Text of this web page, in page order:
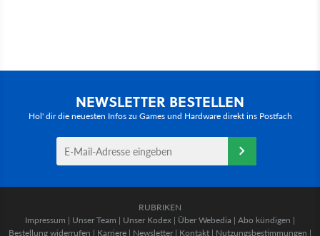
NEWSLETTER BESTELLEN
Hol' dir die neuesten Infos zu Games und Hardware direkt ins Postfach
RUBRIKEN
Impressum | Unser Team | Unser Kodex | Über Webedia | Abo kündigen |
Bestellung widerrufen | Karriere | Newsletter | Kontakt | Nutzungsbestimmungen |